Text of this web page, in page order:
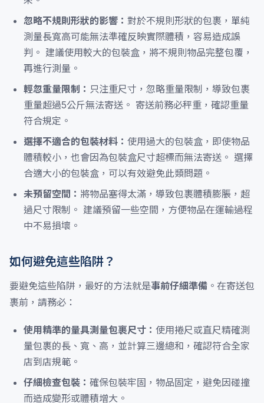
忽略不規則形狀的影響： 對於不規則形狀的包裹，單純
測量長寬高可能無法準確反映實際體積，容易造成誤
判。 建議使用較大的包裝盒，將不規則物品完整包覆，
再進行測量。
輕忽重量限制： 只注重尺寸，忽略重量限制，導致包裹
重量超過5公斤無法寄送。 寄送前務必秤重，確認重量
符合規定。
選擇不適合的包裝材料： 使用過大的包裝盒，即使物品
體積較小，也會因為包裝盒尺寸超標而無法寄送。 選擇
合適大小的包裝盒，可以有效避免此類問題。
未預留空間： 將物品塞得太滿，導致包裹體積膨脹，超
過尺寸限制。 建議預留一些空間，方便物品在運輸過程
中不易損壞。
如何避免這些陷阱？
要避免這些陷阱，最好的方法就是事前仔細準備 。在寄送包
裹前，請務必：
使用精準的量具測量包裹尺寸： 使用捲尺或直尺精確測
量包裹的長、寬、高，並計算三邊總和，確認符合全家
店到店規範。
仔細檢查包裝： 確保包裝牢固，物品固定，避免因碰撞
而造成變形或體積增大。